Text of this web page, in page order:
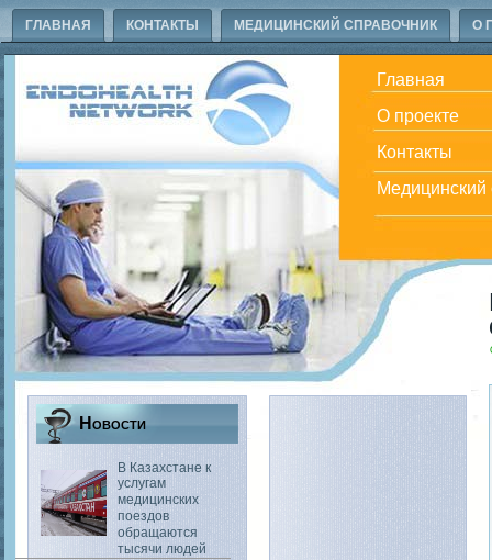
ГЛАВНАЯ КОНТАКТЫ МЕДИЦИНСКИЙ СПРАВОЧНИК О
Главная
О проекте
Контакты
Медицинский
Новости
В Казахстане к
услугам
медицинских
поездов
обращаются
тысячи людей